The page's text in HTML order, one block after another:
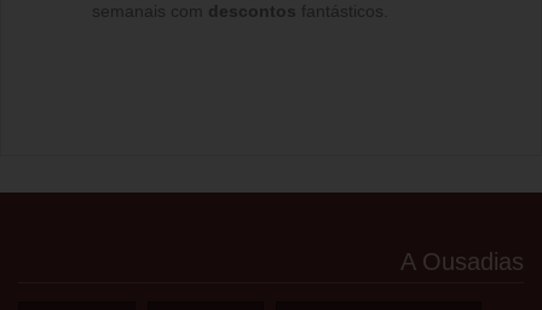
semanais com descontos fantásticos.
A Ousadias